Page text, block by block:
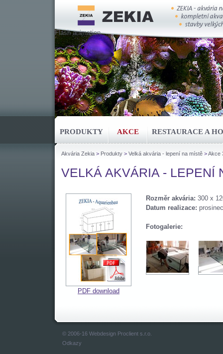
VELKÁ AKVÁRIA - LEPENÍ
PDF download
Rozměr akvária: 300 x
Datum realizace:
Fotogalerie:
© 2006-16 Webdesign Proclient s.r.o.
Odkazy
Flash animation
Akvária Zekia > Produkty > Velká akvária - lepení na místě >Akce
PRODUKTY AKCE RESTAURACE A